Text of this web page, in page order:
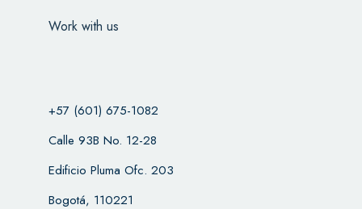
Work with us
+57 (601) 675-1082
Calle 93B No. 12-28
Edificio Pluma Ofc. 203
Bogotá, 110221